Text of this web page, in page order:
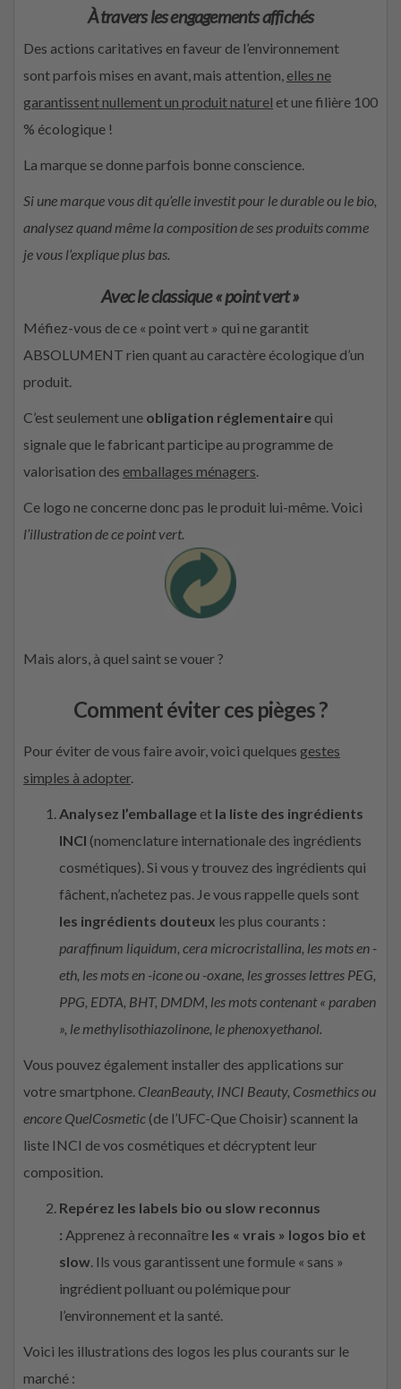
À travers les engagements affichés
Des actions caritatives en faveur de l’environnement
sont parfois mises en avant, mais attention, elles ne
garantissent nullement un produit naturel et une filière 100
% écologique !
La marque se donne parfois bonne conscience.
Si une marque vous dit qu’elle investit pour le durable ou le bio,
analysez quand même la composition de ses produits comme
je vous l’explique plus bas.
Avec le classique « point vert »
Méfiez-vous de ce « point vert » qui ne garantit
ABSOLUMENT rien quant au caractère écologique d’un
produit.
C’est seulement une obligation réglementaire qui
signale que le fabricant participe au programme de
valorisation des emballages ménagers.
Ce logo ne concerne donc pas le produit lui-même. Voici
l’illustration de ce point vert.
Mais alors, à quel saint se vouer ?
Comment éviter ces pièges ?
Pour éviter de vous faire avoir, voici quelques gestes
simples à adopter.
Analysez l’emballage et la liste des ingrédients
INCI (nomenclature internationale des ingrédients
cosmétiques). Si vous y trouvez des ingrédients qui
fâchent, n’achetez pas. Je vous rappelle quels sont
les ingrédients douteux les plus courants :
paraffinum liquidum, cera microcristallina, les mots en -
eth, les mots en -icone ou -oxane, les grosses lettres PEG,
PPG, EDTA, BHT, DMDM, les mots contenant « paraben
», le methylisothiazolinone, le phenoxyethanol.
Vous pouvez également installer des applications sur
votre smartphone. CleanBeauty, INCI Beauty, Cosmethics ou
encore QuelCosmetic (de l’UFC-Que Choisir) scannent la
liste INCI de vos cosmétiques et décryptent leur
composition.
Repérez les labels bio ou slow reconnus
: Apprenez à reconnaître les « vrais » logos bio et
slow. Ils vous garantissent une formule « sans »
ingrédient polluant ou polémique pour
l’environnement et la santé.
Voici les illustrations des logos les plus courants sur le
marché :